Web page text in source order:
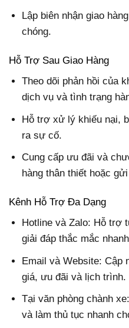
Lập biên nhận giao
chóng.
Hỗ Trợ Sau Giao Hàng
Theo dõi phản hồi của
dịch vụ và tình trạng
Hỗ trợ xử lý khiếu nại,
ra sự cố.
Cung cấp ưu đãi và
hàng thân thiết hoặc
Kênh Hỗ Trợ Đa Dạng
Hotline và Zalo: Hỗ trợ
giải đáp thắc mắc
Email và Website: Cập
giá, ưu đãi và lịch trình.
Tại văn phòng chành
và làm thủ tục nhanh